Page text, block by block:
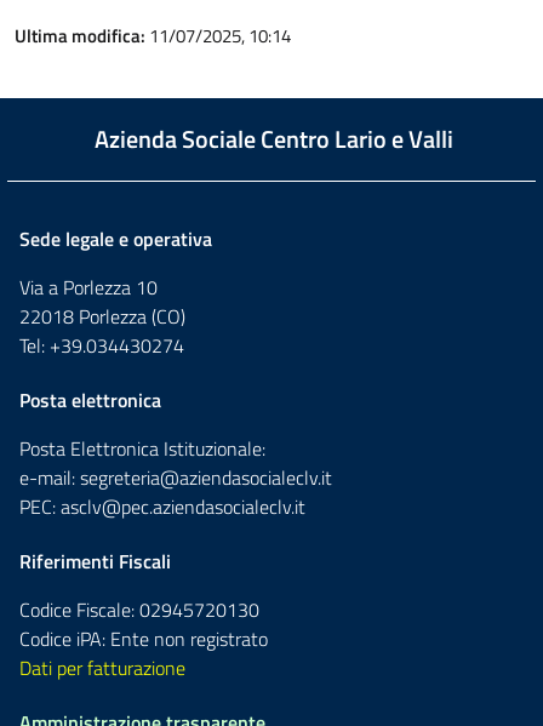
Ultima modifica: 11/07/2025, 10:14
Azienda Sociale Centro Lario e Valli
Sede legale e operativa
Via a Porlezza 10
22018 Porlezza (CO)
Tel: +39.034430274
Posta elettronica
Posta Elettronica Istituzionale:
e-mail:segreteria@aziendasocialeclv.it
PEC:asclv@pec.aziendasocialeclv.it
Riferimenti Fiscali
Codice Fiscale: 02945720130
Codice iPA: Ente non registrato
Dati per fatturazione